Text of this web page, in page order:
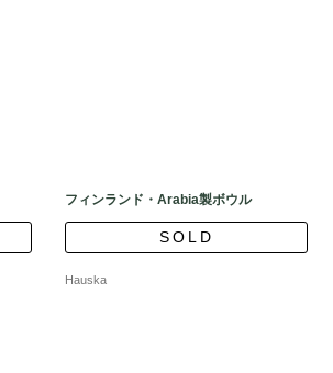
フィンランド・Arabia製ボウル
SOLD
Hauska